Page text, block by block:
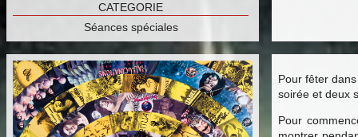
CATEGORIE
Séances spéciales
Pour fêter
soirée et deux
Pour